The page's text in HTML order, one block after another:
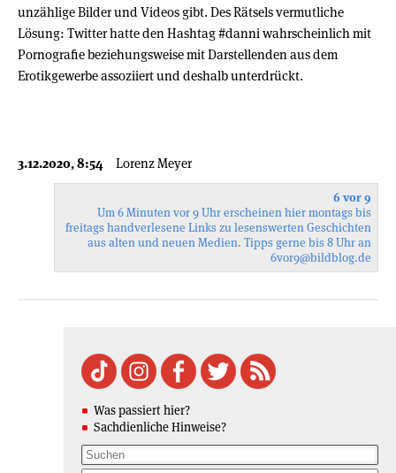
unzählige Bilder und Videos gibt. Des Rätsels vermutliche
Lösung: Twitter hatte den Hashtag #danni wahrscheinlich mit
Pornografie beziehungsweise mit Darstellenden aus dem
Erotikgewerbe assoziiert und deshalb unterdrückt.
3.12.2020, 8:54 Lorenz Meyer
6 vor 9
Um 6 Minuten vor 9 Uhr erscheinen hier montags bis
freitags handverlesene Links zu lesenswerten Geschichten
aus alten und neuen Medien. Tipps gerne bis 8 Uhr an
6vor9@bildblog.de
Was passiert hier?
Sachdienliche Hinweise?